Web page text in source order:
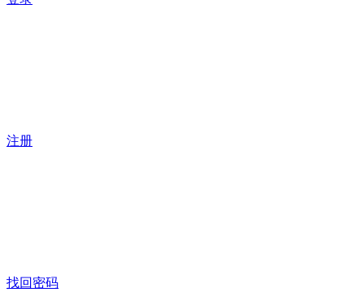
注册
找回密码